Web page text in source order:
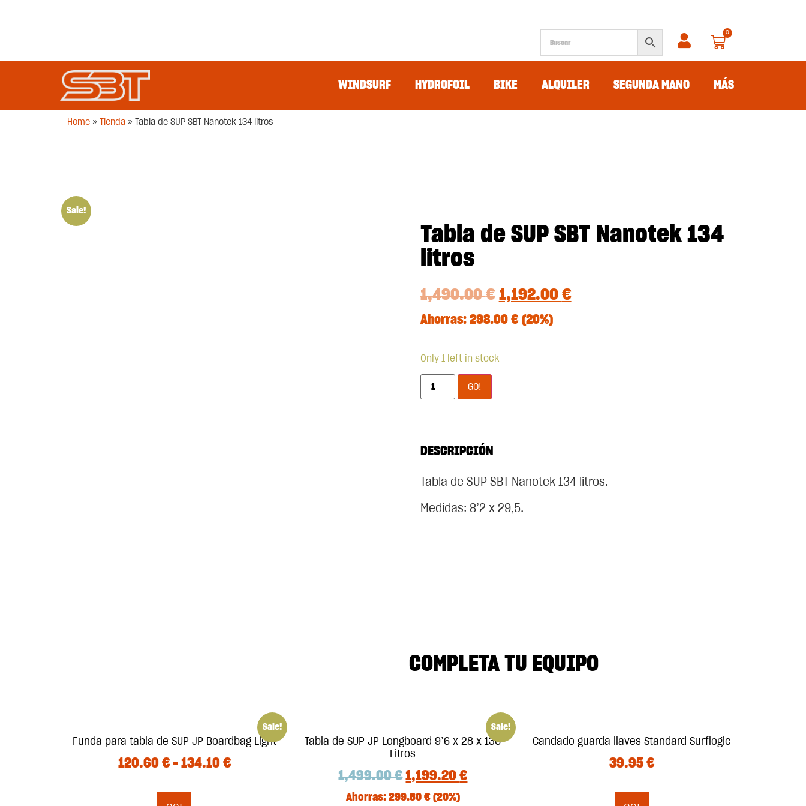
0
WINDSURF HYDROFOIL BIKE ALQUILER SEGUNDA MANO MÁS
Home » Tienda » Tabla de SUP SBT Nanotek 134 litros
Sale!
Tabla de SUP SBT Nanotek 134
litros
1,490.00€ 1,192.00 €
Ahorras: 298.00 € (20%)
Only 1 left in stock
GO!
DESCRIPCIÓN
Tabla de SUP SBT Nanotek 134 litros.
Medidas: 8’2 x 29,5.
COMPLETA TU EQUIPO
Sale!
Funda para tabla de SUP JP Boardbag Light
120.60 €– 134.10 €
Sale!
Tabla de SUP JP Longboard 9’6 x 28 x 130
Litros
1,499.00€ 1,199.20€
Ahorras: 299.80 € (20%)
Candado guarda llaves Standard Surflogic
39.95 €